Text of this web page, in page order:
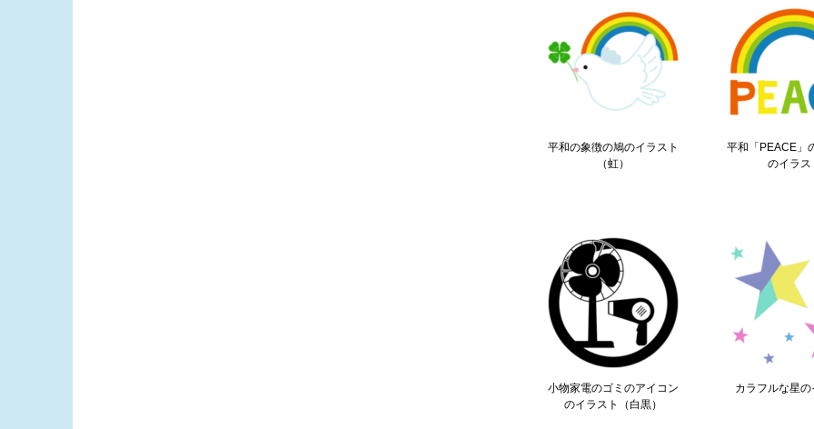
平和の象徴の鳩のイラスト
（虹）
平和「PEACE」
のイラス
小物家電のゴミのアイコン
のイラスト（白黒）
カラフルな星の